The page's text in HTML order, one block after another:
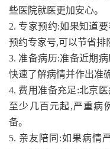
些医院就医更加安心。
2. 专家预约:如果知道
预约专家号,可以节省排
3. 准备病历:准备近期
快速了解病情并作出准
4. 费用准备充足:北京
至少几百元起,严重病
备。
5. 亲友陪同:如果病情